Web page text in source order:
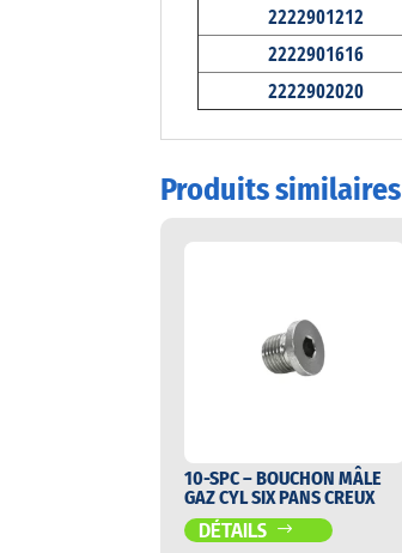
2222901212
2222901616
2222902020
Produits similaires
10-SPC – BOUCHON MÂLE
GAZ CYL SIX PANS CREUX
DÉTAILS